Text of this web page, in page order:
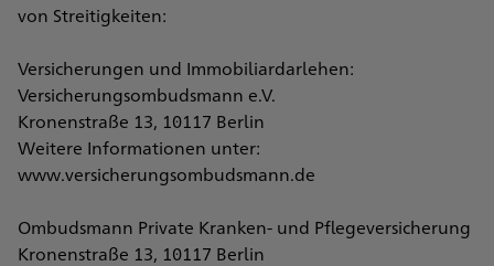
von Streitigkeiten:
Versicherungen und Immobiliardarlehen:
Versicherungsombudsmann e.V.
Kronenstraße 13, 10117 Berlin
Weitere Informationen unter:
www.versicherungsombudsmann.de
Ombudsmann Private Kranken- und Pflegeversicherung
Kronenstraße 13, 10117 Berlin